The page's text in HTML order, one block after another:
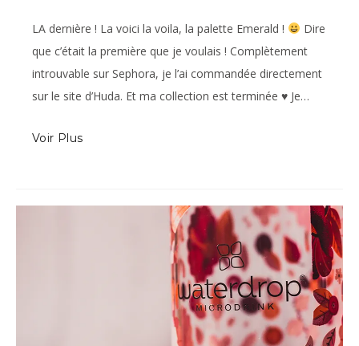
LA dernière ! La voici la voila, la palette Emerald !
Dire
que c’était la première que je voulais ! Complètement
introuvable sur Sephora, je l’ai commandée directement
sur le site d’Huda. Et ma collection est terminée ♥ Je…
Voir Plus